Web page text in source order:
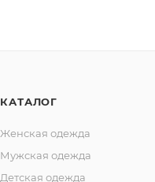
КАТАЛОГ
Женская одежда
Мужская одежда
Детская одежда